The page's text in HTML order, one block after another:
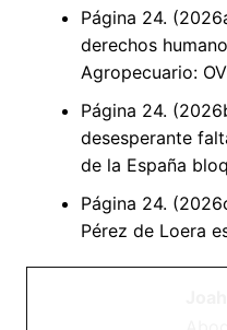
Página 24.
derechos
Agropecuario:
Página 24.
desesperante
de la España
Página 24.
Pérez de Loera